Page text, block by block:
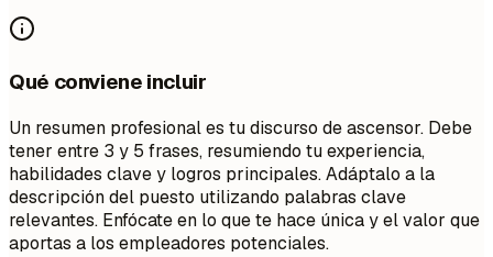
Qué conviene incluir
Un resumen profesional es tu discurso de ascensor. Debe
tener entre 3 y 5 frases, resumiendo tu experiencia,
habilidades clave y logros principales. Adáptalo a la
descripción del puesto utilizando palabras clave
relevantes. Enfócate en lo que te hace única y el valor que
aportas a los empleadores potenciales.